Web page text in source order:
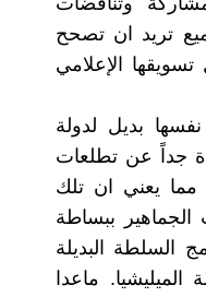
تريد ان تصحح
الإعلامي
بديل لدولة
جداً عن تطلعات
مما يعني ان تلك
ببساطة
السلطة البديلة
ماعدا